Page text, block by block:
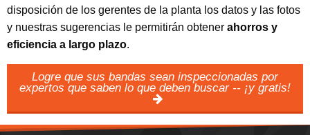
disposición de los gerentes de la planta los datos y las fotos
y nuestras sugerencias le permitirán obtener ahorros y
eficiencia a largo plazo.
Logre que sus bandas sean inspeccionadas por
expertos que saben lo que deben buscar -- ¡y gratis!